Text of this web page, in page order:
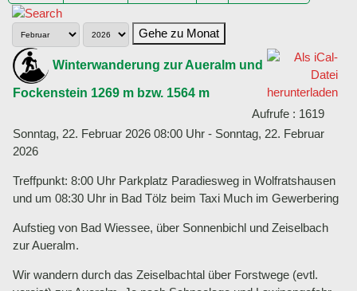
Gehe zu Monat
Winterwanderung zur Aueralm und
Fockenstein 1269 m bzw. 1564 m
Aufrufe : 1619
Sonntag, 22. Februar 2026 08:00 Uhr - Sonntag, 22. Februar
2026
Treffpunkt: 8:00 Uhr Parkplatz Paradiesweg in Wolfratshausen
und um 08:30 Uhr in Bad Tölz beim Taxi Much im Gewerbering
Aufstieg von Bad Wiessee, über Sonnenbichl und Zeiselbach
zur Aueralm.
Wir wandern durch das Zeiselbachtal über Forstwege (evtl.